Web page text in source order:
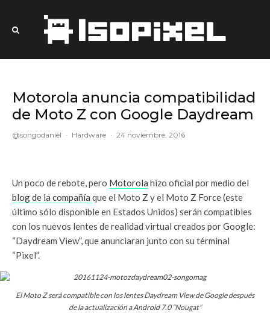
Motorola anuncia compatibilidad
de Moto Z con Google Daydream
@songodaniel · Hardware · 24 noviembre, 2016
Un poco de rebote, pero Motorola hizo oficial por medio del
blog de la compañía que el Moto Z y el Moto Z Force (este
último sólo disponible en Estados Unidos) serán compatibles
con los nuevos lentes de realidad virtual creados por Google:
“Daydream View”, que anunciaran junto con su términal
“Pixel”.
El Moto Z será compatible con los lentes Daydream View de Google después
de la actualización aAndroid7.0 “Nougat”